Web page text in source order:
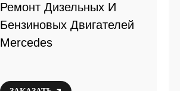
Ремонт Дизельных И
Бензиновых Двигателей
Mercedes